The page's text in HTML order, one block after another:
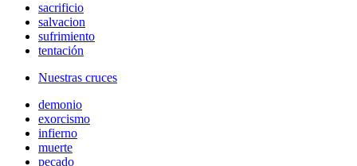
sacrificio
salvacion
sufrimiento
tentación
Nuestras cruces
demonio
exorcismo
infierno
muerte
pecado